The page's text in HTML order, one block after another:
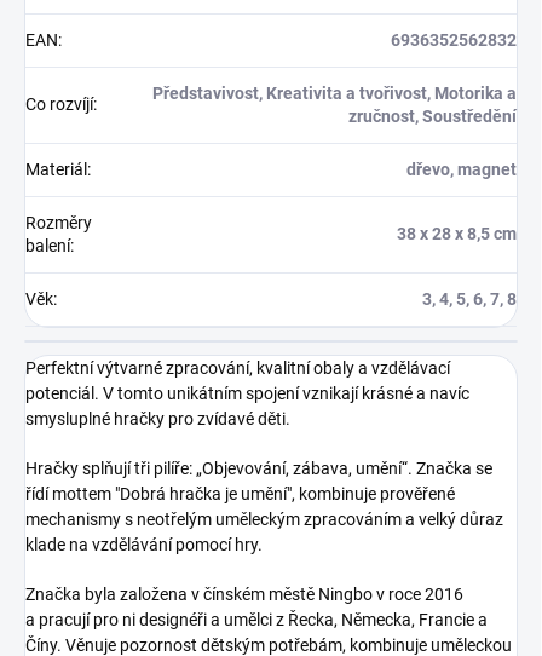
EAN: 6936352562832
Co rozvíjí:
Představivost, Kreativita a tvořivost, Motorika a
zručnost, Soustředění
Materiál : dřevo, magnet
Rozměry
balení:
38 x 28 x 8,5 cm
Věk: 3, 4, 5, 6, 7, 8
Perfektní výtvarné zpracování, kvalitní obaly a vzdělávací
potenciál. V tomto unikátním spojení vznikají krásné a navíc
smysluplné hračky pro zvídavé děti.
Hračky splňují tři pilíře: „Objevování, zábava, umění“. Značka se
řídí mottem "Dobrá hračka je umění", kombinuje prověřené
mechanismy s neotřelým uměleckým zpracováním a velký důraz
klade na vzdělávání pomocí hry.
Značka byla založena v čínském městě Ningbo v roce 2016
a pracují pro ni designéři a umělci z Řecka, Německa, Francie a
Číny. Věnuje pozornost dětským potřebám, kombinuje uměleckou